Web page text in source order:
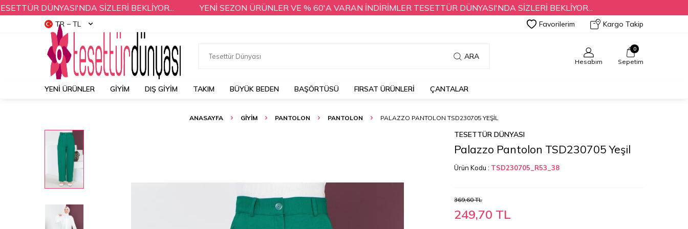
DÜNYASI'NDA SİZLERİ BEKLİYOR... YENİ SEZON ÜRÜNLER VE % 60'A VARAN İNDİRİMLER TESETTÜR DÜNYASI'NDA SİZLERİ BEKLİYOR...
TR − TL Favorilerim Kargo Takip
ARA
Hesabım
0
Sepetim
YENI ÜRÜNLER GİYİM DIŞ GİYİM TAKIM BÜYÜK BEDEN BAŞÖRTÜSÜ FIRSAT ÜRÜNLERİ ÇANTALAR
ANASAYFA GİYİM PANTOLON PANTOLON PALAZZO PANTOLON TSD230705 YEŞIL
TESETTÜR DÜNYASI
Palazzo Pantolon TSD230705 Yeşil
Ürün Kodu : TSD230705_R53_38
369,60TL
249,70 TL